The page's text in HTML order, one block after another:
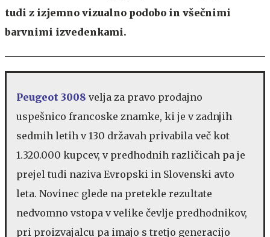
tudi z izjemno vizualno podobo in všečnimi
barvnimi izvedenkami.
Peugeot 3008 velja za pravo prodajno
uspešnico francoske znamke, ki je v zadnjih
sedmih letih v 130 državah privabila več kot
1.320.000 kupcev, v predhodnih različicah pa je
prejel tudi naziva Evropski in Slovenski avto
leta. Novinec glede na pretekle rezultate
nedvomno vstopa v velike čevlje predhodnikov,
pri proizvajalcu pa imajo s tretjo generacijo